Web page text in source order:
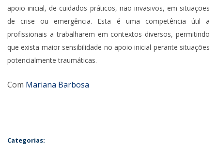
apoio inicial, de cuidados práticos, não invasivos, em situações
de crise ou emergência. Esta é uma competência útil a
profissionais a trabalharem em contextos diversos, permitindo
que exista maior sensibilidade no apoio inicial perante situações
potencialmente traumáticas.
Com Mariana Barbosa
Categorias: